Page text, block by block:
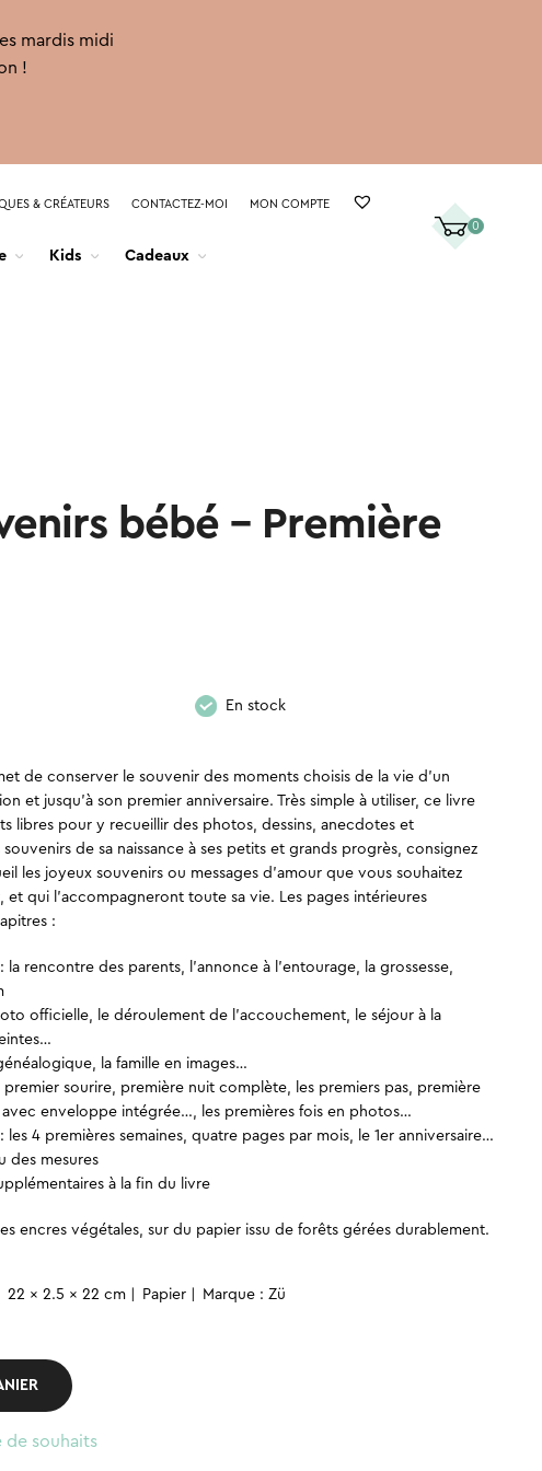
mardis midi
!
& CRÉATEURS CONTACTEZ-MOI MON COMPTE
Kids Cadeaux
0
bébé – Première
En stock
de conserver le souvenir des moments choisis de la vie d’un
et jusqu’à son premier anniversaire. Très simple à utiliser, ce livre
libres pour y recueillir des photos, dessins, anecdotes et
de sa naissance à ses petits et grands progrès, consignez
les joyeux souvenirs ou messages d’amour que vous souhaitez
et qui l’accompagneront toute sa vie. Les pages intérieures
:
: la rencontre des parents, l’annonce à l’entourage, la grossesse,
officielle, le déroulement de l’accouchement, le séjour à la
la famille en images…
premier sourire, première nuit complète, les premiers pas, première
enveloppe intégrée…, les premières fois en photos…
: les 4 premières semaines, quatre pages par mois, le 1er anniversaire…
des mesures
à la fin du livre
encres végétales, sur du papier issu de forêts gérées durablement.
22 x 2.5 x 22 cm Papier Marque : Zü
souhaits